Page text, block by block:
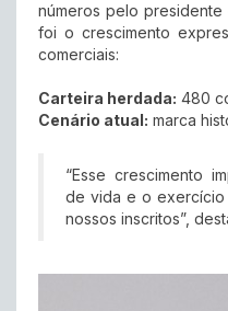
números pelo
foi o crescimento
comerciais:
Carteira herdada: 480
Cenário atual: marca
“Esse crescimento
de vida e o exercício
nossos inscritos”,